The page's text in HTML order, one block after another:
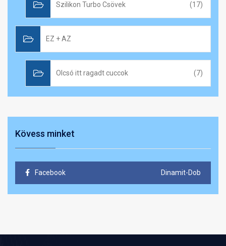
Szilikon Turbo Csövek (17)
EZ + AZ
Olcsó itt ragadt cuccok (7)
Kövess minket
Facebook Dinamit-Dob